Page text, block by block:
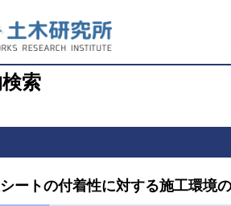
索
ートの付着性に対する施工環境